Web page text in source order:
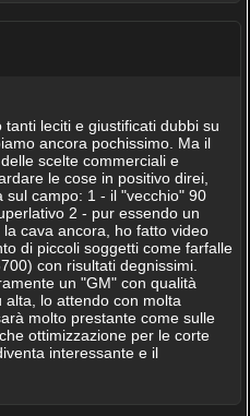
leciti e giustificati dubbi su
ancora pochissimo. Ma il
scelte commerciali e
le cose in positivo direi,
campo: 1 - il "vecchio" 90
2 - pur essendo un
cava ancora, ho fatto video
di piccoli soggetti come farfalle
con risultati degnissimi.
un "GM" con qualità
lo attendo con molta
molto prestante come sulle
ottimizzazione per le corte
interessante e il